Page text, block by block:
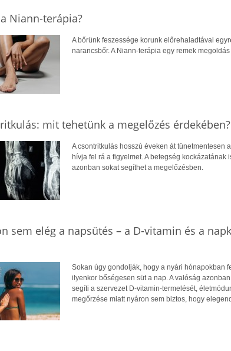
Niann-terápia?
A bőrünk feszessége korunk előrehaladtával
narancsbőr. A Niann-terápia egy remek
mit tehetünk a megelőzés érdekében?
A csontritkulás hosszú éveken át tünetmentesen
hívja fel rá a figyelmet. A betegség
azonban sokat segíthet a megelőzésben.
sem elég a napsütés – a D-vitamin és a
Sokan úgy gondolják, hogy a nyári hónapokban
ilyenkor bőségesen süt a nap. A valóság
segíti a szervezet D-vitamin-termelését,
megőrzése miatt nyáron sem biztos, hogy